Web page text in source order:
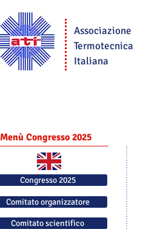
Associazione
Termotecnica
Italiana
Menù Congresso 2025
Congresso 2025
Comitato organizzatore
Comitato scientifico